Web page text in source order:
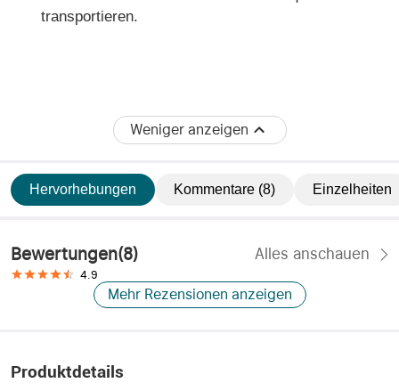
transportieren.
Weniger anzeigen
Hervorhebungen Kommentare (8) Einzelheiten
Bewertungen(8) Alles anschauen
4.9
Mehr Rezensionen anzeigen
Produktdetails